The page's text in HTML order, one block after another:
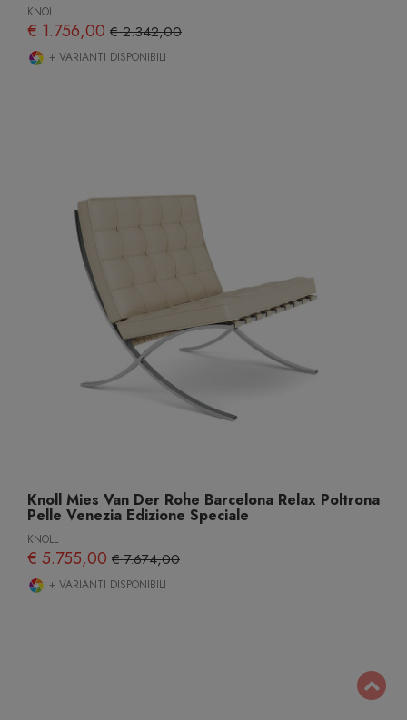
KNOLL
€ 1.756,00 € 2.342,00
+ VARIANTI DISPONIBILI
Knoll Mies Van Der Rohe Barcelona Relax Poltrona
Pelle Venezia Edizione Speciale
KNOLL
€ 5.755,00 € 7.674,00
+ VARIANTI DISPONIBILI